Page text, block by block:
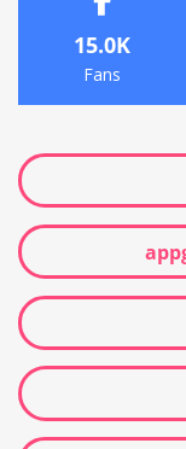
15.0K
Fans